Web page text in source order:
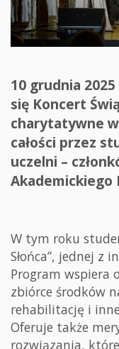
10 grudnia
się Koncert
charytatywne
całości przez
uczelni –
Akademickiego
W tym roku
Słońca”, jednej z
Program wspiera
zbiórce środków
rehabilitację i
Oferuje także
rozwiązania,